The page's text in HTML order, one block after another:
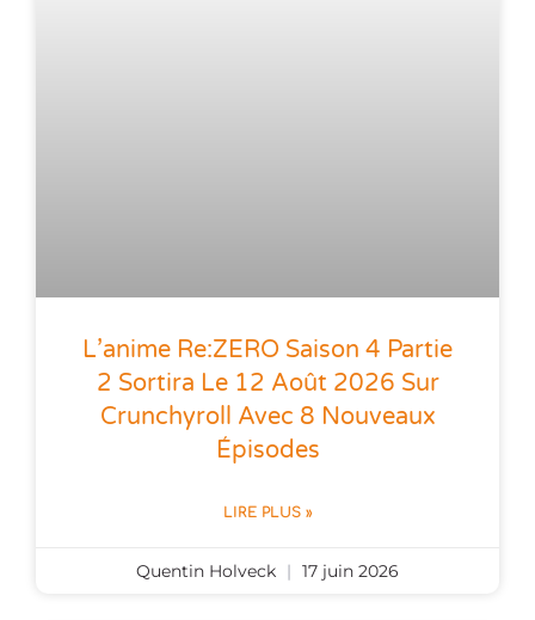
L’anime Re:ZERO Saison 4 Partie
2 Sortira Le 12 Août 2026 Sur
Crunchyroll Avec 8 Nouveaux
Épisodes
LIRE PLUS »
Quentin Holveck 17 juin 2026